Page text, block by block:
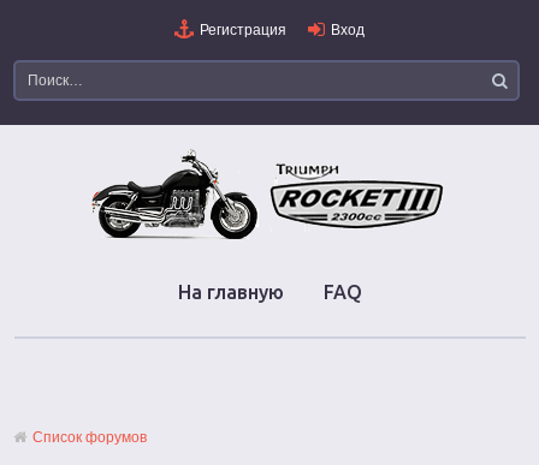
Регистрация Вход
На главную FAQ
Список форумов